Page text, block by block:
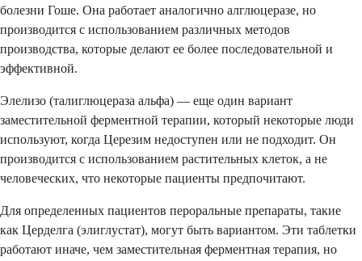
болезни Гоше. Она работает аналогично алглюцеразе, но
производится с использованием различных методов
производства, которые делают ее более последовательной и
эффективной.
Элелизо (талиглюцераза альфа) — еще один вариант
заместительной ферментной терапии, который некоторые люди
используют, когда Церезим недоступен или не подходит. Он
производится с использованием растительных клеток, а не
человеческих, что некоторые пациенты предпочитают.
Для определенных пациентов пероральные препараты, такие
как Церделга (элиглустат), могут быть вариантом. Эти таблетки
работают иначе, чем заместительная ферментная терапия, но